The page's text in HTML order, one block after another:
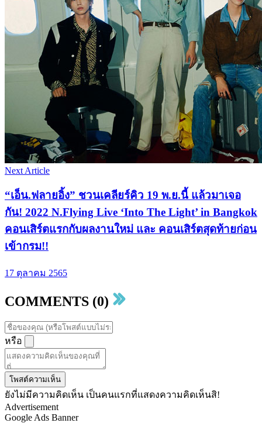
Next Article
“เอ็น.ฟลายอิ้ง” ชวนเคลียร์คิว 19 พ.ย.นี้ แล้วมาเจอ
กัน! 2022 N.Flying Live ‘Into The Light’ in Bangkok
คอนเสิร์ตแรกกับผลงานใหม่ และ คอนเสิร์ตสุดท้ายก่อน
เข้ากรม!!
17 ตุลาคม 2565
COMMENTS (0)
หรือ
โพสต์ความเห็น
ยังไม่มีความคิดเห็น เป็นคนแรกที่แสดงความคิดเห็นสิ!
Advertisement
Google Ads Banner